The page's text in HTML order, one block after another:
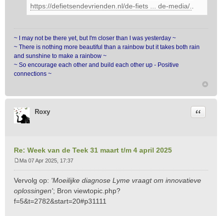
https://defietsendevrienden.nl/de-fiets ... de-media/.
~ I may not be there yet, but I'm closer than I was yesterday ~
~ There is nothing more beautiful than a rainbow but it takes both rain
and sunshine to make a rainbow ~
~ So encourage each other and build each other up - Positive
connections ~
Roxy
Re: Week van de Teek 31 maart t/m 4 april 2025
Citeer
r
i
c
Ma 07 Apr 2025, 17:37
Vervolg op: 'Moeilijke diagnose Lyme vraagt om innovatieve
oplossingen'; Bron viewtopic.php?
f=5&t=2782&start=20#p31111